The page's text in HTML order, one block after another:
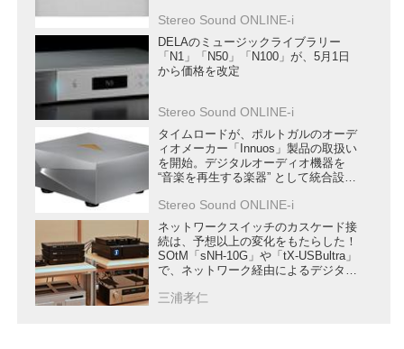
Stereo Sound ONLINE-i
DELAのミュージックライブラリー
「N1」「N50」「N100」が、5月1日
から価格を改定
Stereo Sound ONLINE-i
タイムロードが、ポルトガルのオーデ
ィオメーカー「Innuos」製品の取扱い
を開始。デジタルオーディオ機器を
“音楽を再生する楽器” として統合設計
Stereo Sound ONLINE-i
ネットワークスイッチのカスケード接
続は、予想以上の変化をもたらした！
SOtM「sNH-10G」や「tX-USBultra」
で、ネットワーク経由によるデジタル
を試す
三浦孝仁